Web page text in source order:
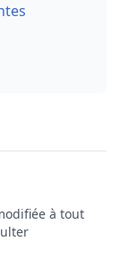
à tout